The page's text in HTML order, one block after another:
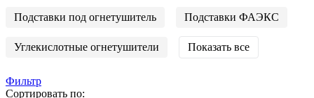
Подставки под огнетушитель Подставки ФАЭКС
Углекислотные огнетушители Показать все
Фильтр
Сортировать по: